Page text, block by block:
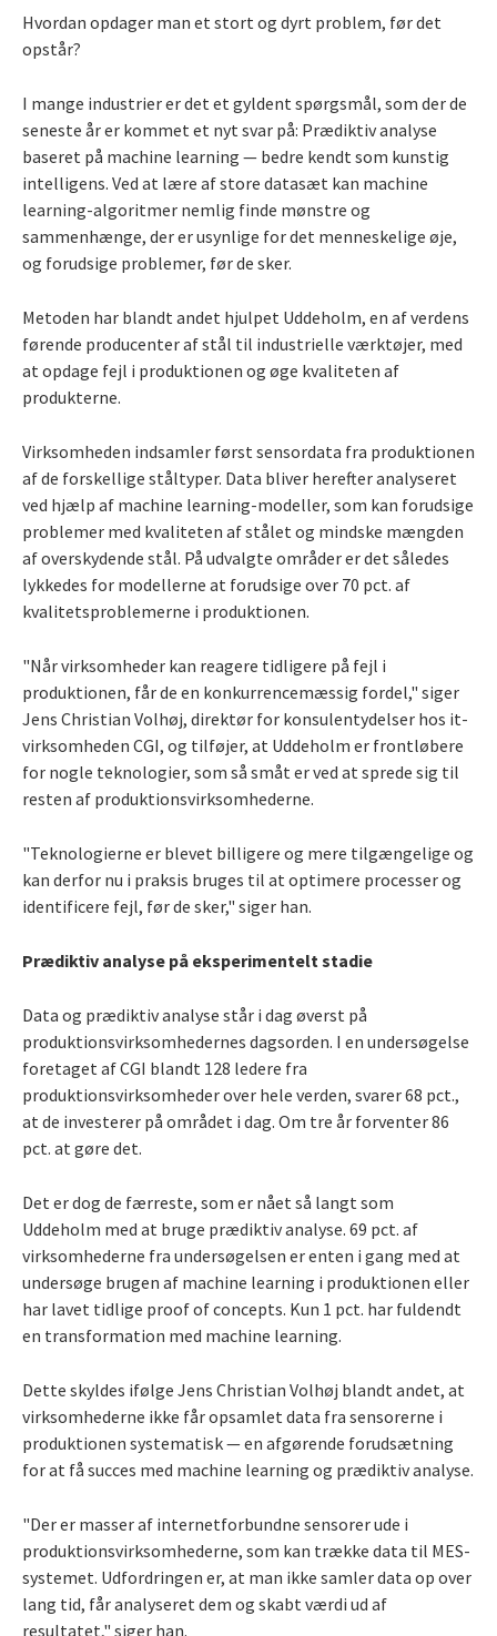
Hvordan opdager man et stort og dyrt problem, før det
opstår?
I mange industrier er det et gyldent spørgsmål, som der de
seneste år er kommet et nyt svar på: Prædiktiv analyse
baseret på machine learning — bedre kendt som kunstig
intelligens. Ved at lære af store datasæt kan machine
learning-algoritmer nemlig finde mønstre og
sammenhænge, der er usynlige for det menneskelige øje,
og forudsige problemer, før de sker.
Metoden har blandt andet hjulpet Uddeholm, en af verdens
førende producenter af stål til industrielle værktøjer, med
at opdage fejl i produktionen og øge kvaliteten af
produkterne.
Virksomheden indsamler først sensordata fra produktionen
af de forskellige ståltyper. Data bliver herefter analyseret
ved hjælp af machine learning-modeller, som kan forudsige
problemer med kvaliteten af stålet og mindske mængden
af overskydende stål. På udvalgte områder er det således
lykkedes for modellerne at forudsige over 70 pct. af
kvalitetsproblemerne i produktionen.
"Når virksomheder kan reagere tidligere på fejl i
produktionen, får de en konkurrencemæssig fordel," siger
Jens Christian Volhøj, direktør for konsulentydelser hos it-
virksomheden CGI, og tilføjer, at Uddeholm er frontløbere
for nogle teknologier, som så småt er ved at sprede sig til
resten af produktionsvirksomhederne.
"Teknologierne er blevet billigere og mere tilgængelige og
kan derfor nu i praksis bruges til at optimere processer og
identificere fejl, før de sker," siger han.
Prædiktiv analyse på eksperimentelt stadie
Data og prædiktiv analyse står i dag øverst på
produktionsvirksomhedernes dagsorden. I en undersøgelse
foretaget af CGI blandt 128 ledere fra
produktionsvirksomheder over hele verden, svarer 68 pct.,
at de investerer på området i dag. Om tre år forventer 86
pct. at gøre det.
Det er dog de færreste, som er nået så langt som
Uddeholm med at bruge prædiktiv analyse. 69 pct. af
virksomhederne fra undersøgelsen er enten i gang med at
undersøge brugen af machine learning i produktionen eller
har lavet tidlige proof of concepts. Kun 1 pct. har fuldendt
en transformation med machine learning.
Dette skyldes ifølge Jens Christian Volhøj blandt andet, at
virksomhederne ikke får opsamlet data fra sensorerne i
produktionen systematisk — en afgørende forudsætning
for at få succes med machine learning og prædiktiv analyse.
"Der er masser af internetforbundne sensorer ude i
produktionsvirksomhederne, som kan trække data til MES-
systemet. Udfordringen er, at man ikke samler data op over
lang tid, får analyseret dem og skabt værdi ud af
resultatet," siger han.